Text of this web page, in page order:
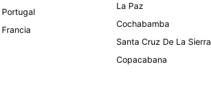
Portugal
Francia
La Paz
Cochabamba
Santa Cruz De La Sierra
Copacabana